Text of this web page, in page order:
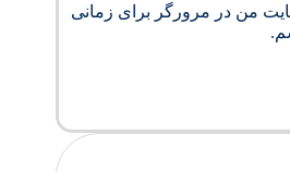
من در مرورگر برای زمانی